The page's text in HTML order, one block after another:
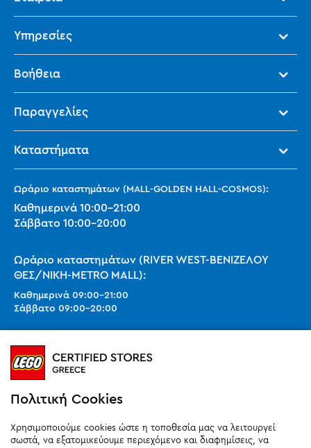
Υπηρεσίες
Βοήθεια
Παραγγελίες
Καταστήματα
Ωράριο καταστημάτων (MALL-GOLDEN HALL-COSMOS):
Καθημερινά 10:00-21:00
Σάββατο 10:00-20:00
Ωράριο καταστημάτων (RIVER WEST-ΒΕΝΙΖΕΛΟΥ
ΘΕΣ/ΝΙΚΗ-METRO MALL):
Καθημερινά 09:00-21:00
Σάββατο 09:00-20:00
Ωράριο καταστημάτων (SMART PARK):
Καθημερινά10:00-21:00
Σάββατο09:00
Κυριακή 11:00-20:00 (έως 25/10)
orders@legostoregreece.gr
Αρ.Γ.Ε.ΜΗ: 084878102000
Πολιτική Cookies
Χρησιμοποιούμε cookies ώστε η τοποθεσία μας να λειτουργεί
σωστά, να εξατομικεύουμε περιεχόμενο και διαφημίσεις, να